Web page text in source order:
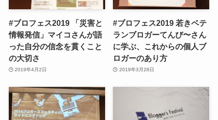
#ブロフェス2019 「災害と
情報発信」マイコさんが語
った自分の信念を貫くこと
の大切さ
2019年4月2日
#ブロフェス2019 若きベテ
ランブロガーてんび〜さん
に学ぶ、これからの個人ブ
ロガーのあり方
2019年3月28日